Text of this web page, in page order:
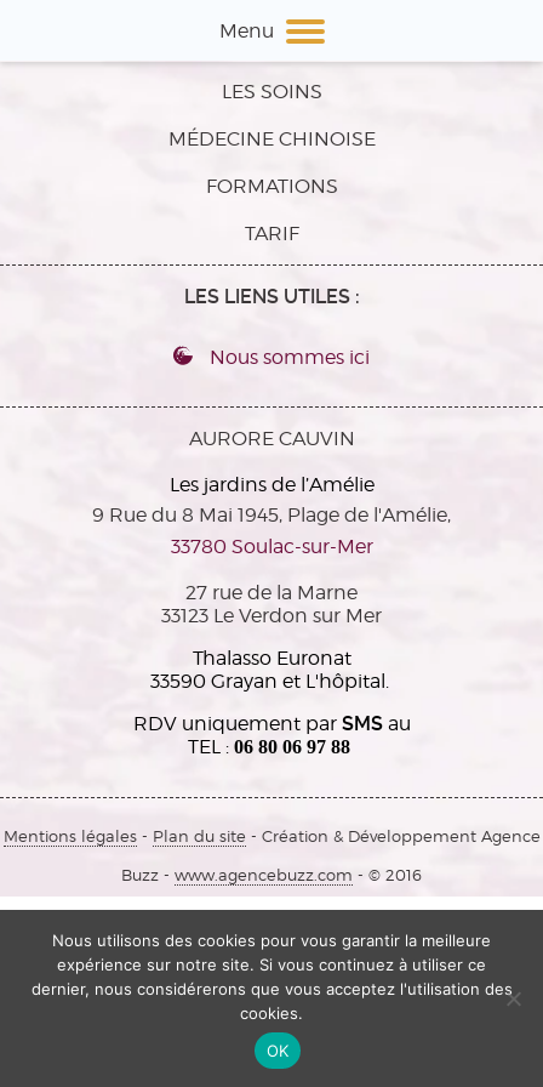
Menu
LES SOINS
MÉDECINE CHINOISE
FORMATIONS
TARIF
LES LIENS UTILES :
Nous sommes ici
AURORE CAUVIN
Les jardins de l’Amélie
9 Rue du 8 Mai 1945, Plage de l'Amélie,
33780 Soulac-sur-Mer
27 rue de la Marne
33123 Le Verdon sur Mer
Thalasso Euronat
33590 Grayan et L'hôpital.
RDV uniquement par SMSau
TEL : 06 80 06 97 88
Mentions légales- Plan du site - Création & Développement Agence
Buzz - www.agencebuzz.com - © 2016
Nous utilisons des cookies pour vous garantir la meilleure
expérience sur notre site. Si vous continuez à utiliser ce
dernier, nous considérerons que vous acceptez l'utilisation des
cookies.
OK